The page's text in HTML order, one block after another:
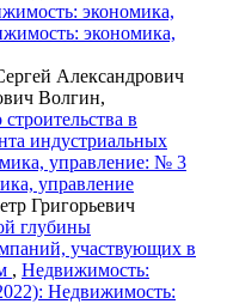
экономика,
экономика,
Александрович
Волгин,
в
индустриальных
управление: № 3
управление
Григорьевич
глубины
участвующих в
, Недвижимость:
Недвижимость: